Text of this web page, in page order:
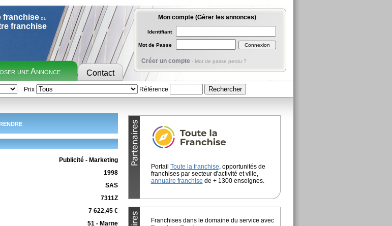
franchiseou
franchise
une Annonce Contact
Mon compte (Gérer les annonces)
Identifiant
Mot de Passe
Créer un compte - Mot de passe perdu ?
Prix Référence
Publicité - Marketing
1998
SAS
7311Z
7 622,45 €
51 - Marne
Portail Toute la franchise, opportunités de
franchises par secteur d'activité et ville,
annuaire franchise de + 1300 enseignes.
Franchises dans le domaine du service avec